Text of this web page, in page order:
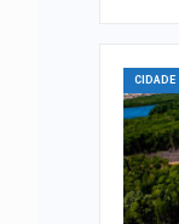
CIDADE